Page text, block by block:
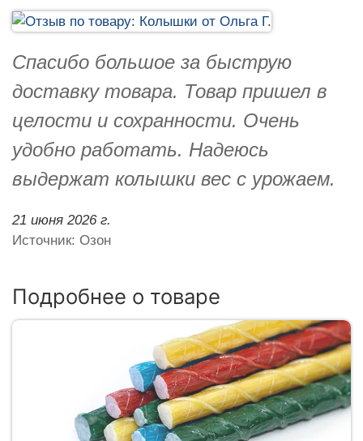
Спасибо большое за быструю
доставку товара. Товар пришел в
целости и сохранности. Очень
удобно работать. Надеюсь
выдержат колышки вес с урожаем.
21 июня 2026 г.
Источник: Озон
Подробнее о товаре